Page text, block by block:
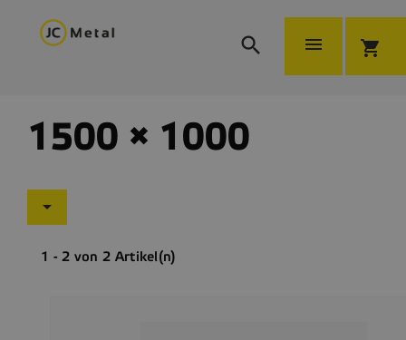
  shopping_cart
1500 × 1000

1 - 2 von 2 Artikel(n)